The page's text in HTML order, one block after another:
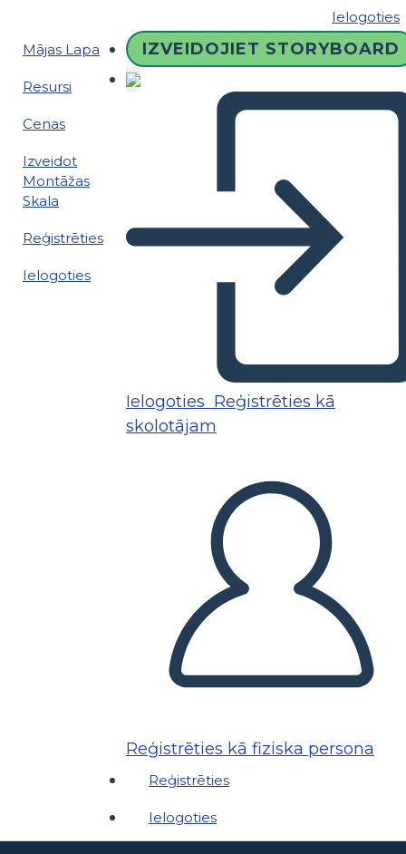
Ielogoties
Mājas Lapa
Resursi
Cenas
Izveidot
Montāžas
Skala
Reģistrēties
Ielogoties
IZVEIDOJIET STORYBOARD
Ielogoties Reģistrēties kā
skolotājam
Reģistrēties kā fiziska persona
Reģistrēties
Ielogoties